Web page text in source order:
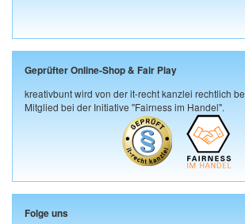
Geprüfter Online-Shop & Fair Play
kreativbunt wird von der it-recht kanzlei rechtlich
Mitglied bei der Initiative "Fairness im Handel".
Folge uns